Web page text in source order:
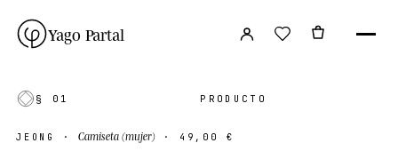
Yago Partal
§ 01 PRODUCTO
JEONG ·Camiseta (mujer) · 49,00 €